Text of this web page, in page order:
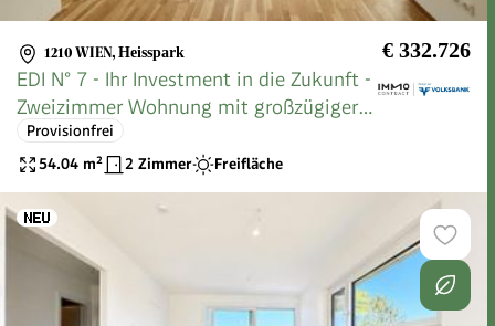
1210 WIEN, Heisspark € 332.726
EDI N° 7 - Ihr Investment in die Zukunft -
Zweizimmer Wohnung mit großzügiger
Südost Terrasse - Provisionsfrei
Provisionfrei
54.04 m² 2 Zimmer Freifläche